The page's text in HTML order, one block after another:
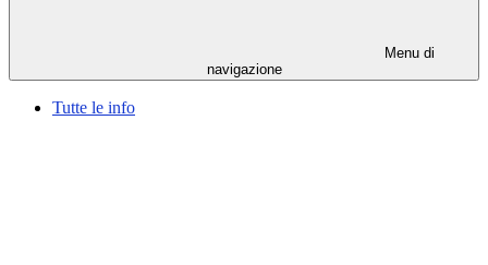
Menu di
navigazione
Tutte le info